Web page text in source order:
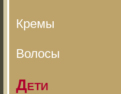
Кремы
Волосы
Дети